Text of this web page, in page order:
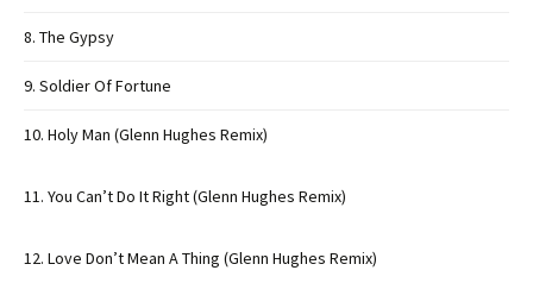
8. The Gypsy
9. Soldier Of Fortune
10. Holy Man (Glenn Hughes Remix)
11. You Can’t Do It Right (Glenn Hughes Remix)
12. Love Don’t Mean A Thing (Glenn Hughes Remix)